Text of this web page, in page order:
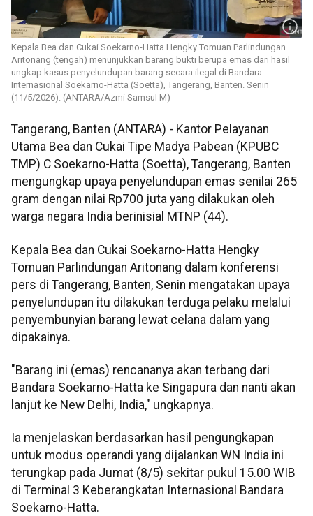
Kepala Bea dan Cukai Soekarno-Hatta Hengky Tomuan Parlindungan
Aritonang (tengah) menunjukkan barang bukti berupa emas dari hasil
ungkap kasus penyelundupan barang secara ilegal di Bandara
Internasional Soekarno-Hatta (Soetta), Tangerang, Banten. Senin
(11/5/2026). (ANTARA/Azmi Samsul M)
Tangerang, Banten (ANTARA) - Kantor Pelayanan
Utama Bea dan Cukai Tipe Madya Pabean (KPUBC
TMP) C Soekarno-Hatta (Soetta), Tangerang, Banten
mengungkap upaya penyelundupan emas senilai 265
gram dengan nilai Rp700 juta yang dilakukan oleh
warga negara India berinisial MTNP (44).
Kepala Bea dan Cukai Soekarno-Hatta Hengky
Tomuan Parlindungan Aritonang dalam konferensi
pers di Tangerang, Banten, Senin mengatakan upaya
penyelundupan itu dilakukan terduga pelaku melalui
penyembunyian barang lewat celana dalam yang
dipakainya.
"Barang ini (emas) rencananya akan terbang dari
Bandara Soekarno-Hatta ke Singapura dan nanti akan
lanjut ke New Delhi, India," ungkapnya.
Ia menjelaskan berdasarkan hasil pengungkapan
untuk modus operandi yang dijalankan WN India ini
terungkap pada Jumat (8/5) sekitar pukul 15.00 WIB
di Terminal 3 Keberangkatan Internasional Bandara
Soekarno-Hatta.